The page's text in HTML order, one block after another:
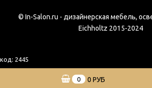
© In-Salon.ru - дизайнерская мебель,
Eichholtz 2015-2024
код: 2445
0 0 РУБ